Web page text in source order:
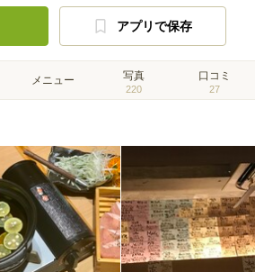
アプリで保存
メニュー 写真
220
口コミ
27